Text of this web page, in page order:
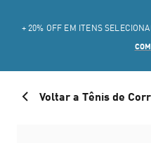
+ 20% OFF EM ITENS
Voltar a Tênis de